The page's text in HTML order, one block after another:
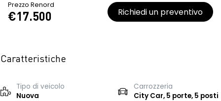
Prezzo Renord
€17.500 Richiedi un preventivo
Caratteristiche
Tipo di veicolo
Nuova
Carrozzeria
City Car, 5 porte, 5 posti